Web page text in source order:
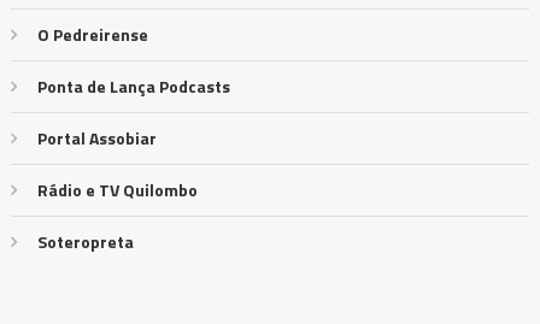
O Pedreirense
Ponta de Lança Podcasts
Portal Assobiar
Rádio e TV Quilombo
Soteropreta